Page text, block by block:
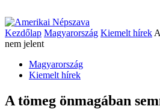
Kezdőlap Magyarország Kiemelt hírek
nem jelent
Magyarország
Kiemelt hírek
A tömeg önmagában